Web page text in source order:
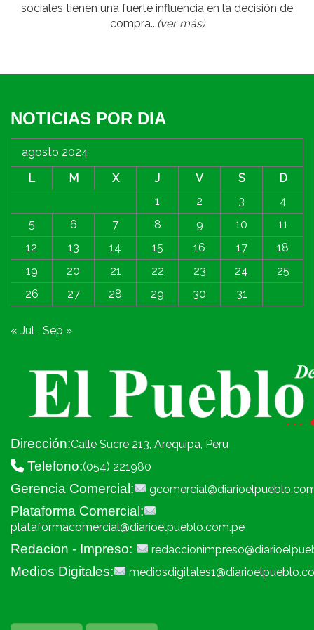
sociales tienen una fuerte influencia en la decisión de
compra...(ver más)
NOTICIAS POR DIA
agosto 2024
L
M X J V S
D
1
2 3
4
5
6 7 8 9 10
11
12
13 14 15 16 17
18
19
20 21 22 23 24
25
26
27 28 29 30 31
« Jul Sep »
Dirección:Calle Sucre 213, Arequipa, Peru
Telefono:(054) 221980
Gerencia Comercial:
Plataforma Comercial:
plataformacomercial@diarioelpueblo.com.pe
Redacion - Impreso:
Medios Digitales: